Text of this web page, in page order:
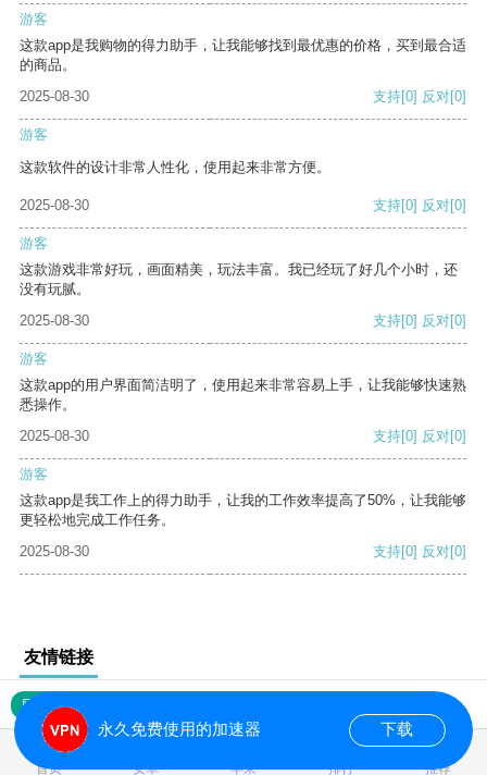
游客
这款app是我购物的得力助手，让我能够找到最优惠的价格，买到最合适
的商品。
2025-08-30
支持[0] 反对[0]
游客
这款软件的设计非常人性化，使用起来非常方便。
2025-08-30 支持[0] 反对[0]
游客
这款游戏非常好玩，画面精美，玩法丰富。我已经玩了好几个小时，还
没有玩腻。
2025-08-30
支持[0] 反对[0]
游客
这款app的用户界面简洁明了，使用起来非常容易上手，让我能够快速熟
悉操作。
2025-08-30
支持[0] 反对[0]
游客
这款app是我工作上的得力助手，让我的工作效率提高了50%，让我能够
更轻松地完成工作任务。
2025-08-30
支持[0] 反对[0]
友情链接
网站地图
首页 安卓 苹果 排行 推荐
永久免费使用的加速器 下载
0.016836s